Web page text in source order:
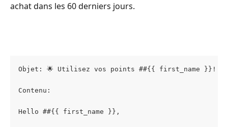
achat dans les 60 derniers jours.
Objet: 🌟 Utilisez vos points ##{{ first_name }}! 🌟
Contenu:
Hello ##{{ first_name }},